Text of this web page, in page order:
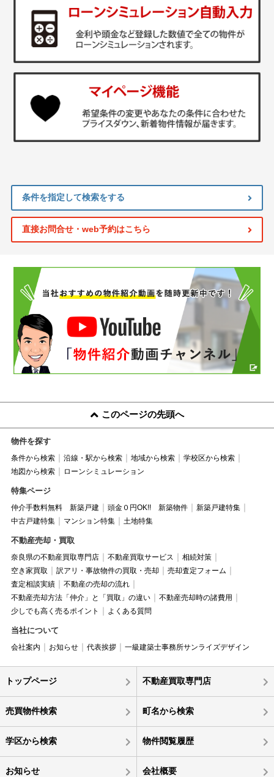
条件を指定して検索をする
直接お問合せ・web予約はこちら
このページの先頭へ
物件を探す
条件から検索 沿線・駅から検索 地域から検索
学校区から検索
地図から検索
ローンシミュレーション
特集ページ
仲介手数料無料 新築戸建 頭金０円OK!! 新築物件
新築戸建特集
中古戸建特集
マンション特集 土地特集
不動産売却・買取
奈良県の不動産買取専門店 不動産買取サービス
相続対策
空き家買取
訳アリ・事故物件の買取・売却
売却査定フォーム
査定相談実績
不動産の売却の流れ
不動産売却方法「仲介」と「買取」の違い
不動産売却時の諸費用
少しでも高く売るポイント
よくある質問
当社について
会社案内 お知らせ 代表挨拶 一級建築士事務所サンライズデザイン
トップページ 不動産買取専門店
売買物件検索 町名から検索
学区から検索 物件閲覧履歴
お知らせ 会社概要